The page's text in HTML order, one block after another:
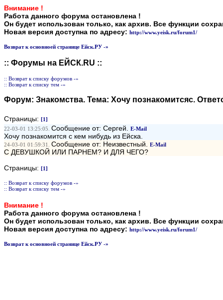
Внимание !
Работа данного форума остановлена !
Он будет использован только, как архив. Все функции
Новая версия доступна по адресу: http://www.yeisk.ru/forum1/
Возврат к основноей странице Ейск.РУ -»
:: Форумы на ЕЙСК.RU ::
:: Возврат к списку форумов -»
:: Возврат к списку тем -»
Форум: Знакомства. Тема: Хочу познакомитсяс.
Страницы: [1]
22-03-01 13:25:05. Сообщение от: Сергей. E-Mail
Хочу познакомится с кем нибудь из Ейска.
24-03-01 01:59:31. Сообщение от: Неизвестный. E-Mail
С ДЕВУШКОЙ ИЛИ ПАРНЕМ? И ДЛЯ ЧЕГО?
Страницы: [1]
:: Возврат к списку форумов -»
:: Возврат к списку тем -»
Внимание !
Работа данного форума остановлена !
Он будет использован только, как архив. Все функции
Новая версия доступна по адресу: http://www.yeisk.ru/forum1/
Возврат к основноей странице Ейск.РУ -»